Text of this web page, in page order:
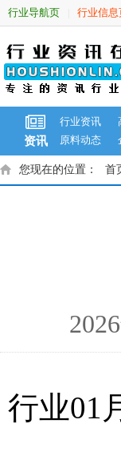
行业导航页 行业信息
资讯
行业资讯
原料动态
您现在的位置： 首
行业01